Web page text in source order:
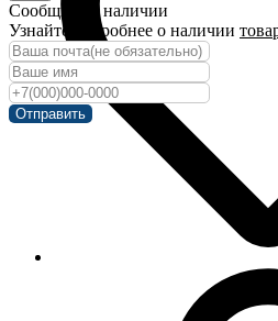
Сообщить о наличии
Узнайте подробнее о наличии
Отправить